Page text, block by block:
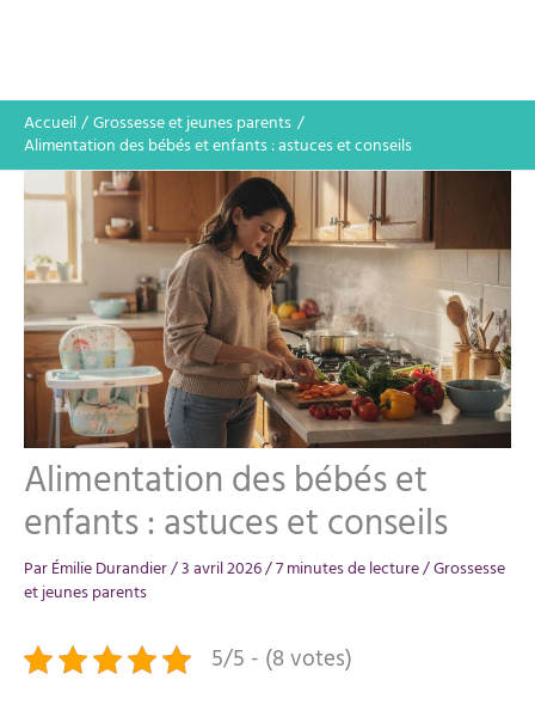
Accueil
Grossesse et jeunes parents
Alimentation des bébés et enfants : astuces et conseils
Alimentation des bébés et
enfants : astuces et conseils
ParÉmilie Durandier/3 avril 2026/7 minutes de lecture/Grossesse
et jeunes parents
5/5 - (8 votes)